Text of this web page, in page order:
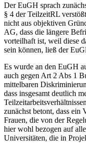
Der EuGH sprach
§ 4 der TeilzeitRL
nicht aus objektiven
AG, dass die längere
vorteilhaft ist, weil diese
sein können, ließ der
Es wurde an den EuGH
auch gegen Art 2 Abs 1
mittelbaren
dass insgesamt deutlich
zunächst betont, dass ein
Frauen, die von der
hier wohl bezogen auf
Universitäten, die in